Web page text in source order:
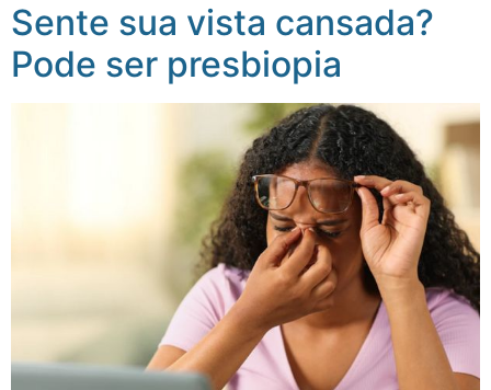
Sente sua vista cansada?
Pode ser presbiopia